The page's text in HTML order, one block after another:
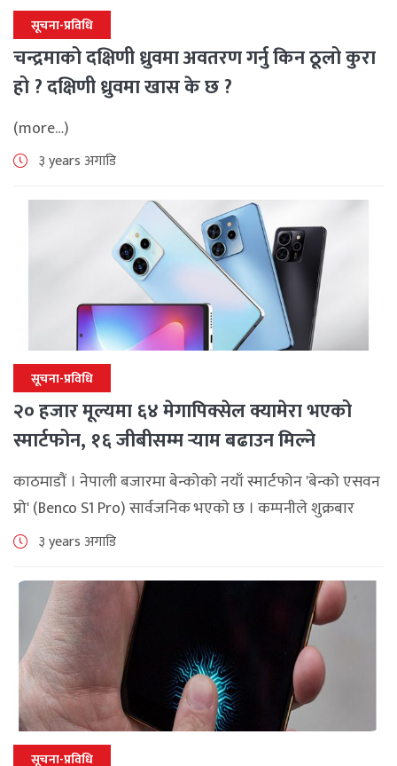
सूचना-प्रविधि
चन्द्रमाको दक्षिणी ध्रुवमा अवतरण गर्नु किन ठूलो कुरा
हो ? दक्षिणी ध्रुवमा खास के छ ?
(more…)
३ years अगाडि
सूचना-प्रविधि
२० हजार मूल्यमा ६४ मेगापिक्सेल क्यामेरा भएको
स्मार्टफोन, १६ जीबीसम्म र्‍याम बढाउन मिल्ने
काठमाडौं । नेपाली बजारमा बेन्कोको नयाँ स्मार्टफोन 'बेन्को एसवन
प्रो' (Benco S1 Pro) सार्वजनिक भएकाे छ । कम्पनीले शुक्रबार
सस्तो मूल्यमा विभिन्न फिचर उपलब्ध भएको यो फोन नेपाली
३ years अगाडि
सूचना-प्रविधि